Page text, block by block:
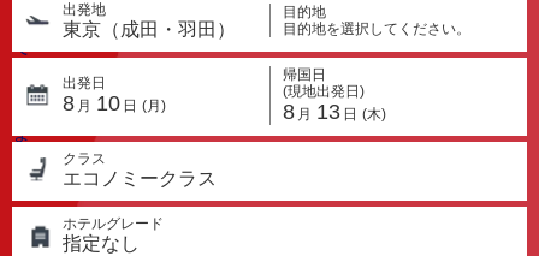
出発地
東京（成田・羽田）
目的地
目的地を選択してください。
出発日
8 月 10 日 (月)
帰国日
(現地出発日)
8 月 13 日 (木)
クラス
エコノミークラス
ホテルグレード
指定なし